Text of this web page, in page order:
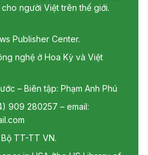
người Việt trên thế giới.
Publisher Center.
nghệ ở Hoa Kỳ và Việt
– Biên tập: Phạm Anh Phú
909 280257 – email:
TT-TT VN.